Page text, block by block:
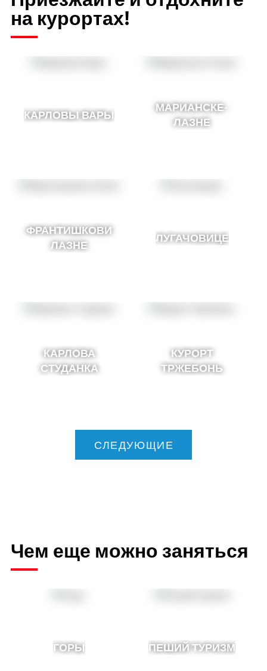
на курортах!
КАРЛОВЫ ВАРЫ
МАРИАНСКЕ-
ЛАЗНЕ
ФРАНТИШКОВИ
ЛАЗНЕ
ЛУГАЧОВИЦЕ
КАРЛОВА
СТУДАНКА
КУРОРТ
ТРЖЕБОНЬ
СЛЕДУЮЩИЕ
Чем еще можно заняться
ГОРЫ ПЕШИЙ ТУРИЗМ